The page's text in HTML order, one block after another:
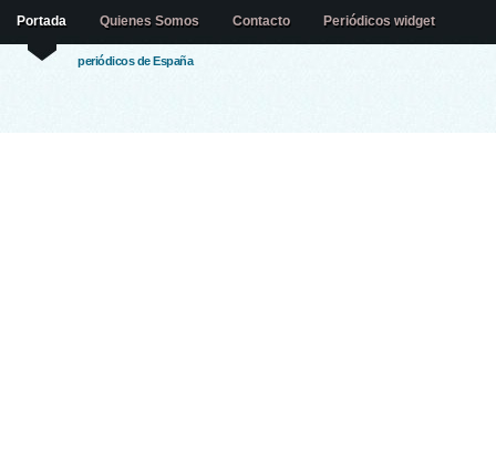
periódicos de España
Portada Quienes Somos Contacto Periódicos widget